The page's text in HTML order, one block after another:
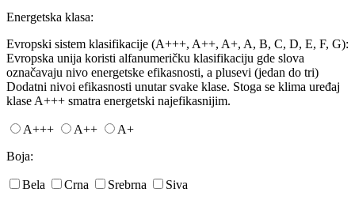
Energetska klasa:
Evropski sistem klasifikacije (A+++, A++, A+, A, B, C, D, E, F, G):
Evropska unija koristi alfanumeričku klasifikaciju gde slova
označavaju nivo energetske efikasnosti, a plusevi (jedan do tri)
Dodatni nivoi efikasnosti unutar svake klase. Stoga se klima uređaj
klase A+++ smatra energetski najefikasnijim.
A+++ A++
A+
Boja:
Bela Crna Srebrna
Siva